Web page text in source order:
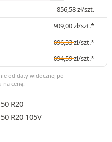
856,58zł/szt.
909,00zł/szt.*
896,33zł/szt.*
894,59zł/szt.*
od daty widocznej po
na cenę.
R20
R20 105V